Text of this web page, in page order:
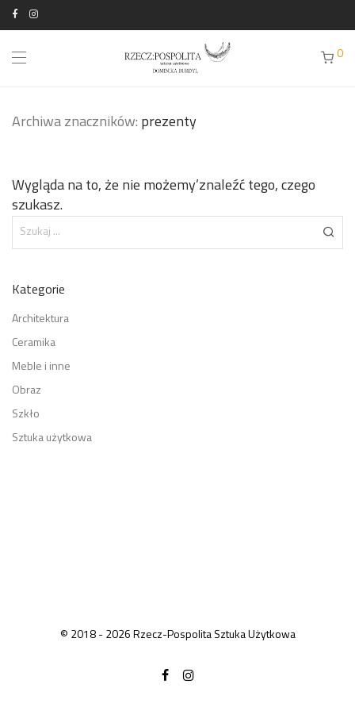
0
Archiwa znaczników: prezenty
Wygląda na to, że nie możemy’znaleźć tego, czego
szukasz.
Kategorie
Architektura
Ceramika
Meble i inne
Obraz
Szkło
Sztuka użytkowa
© 2018 - 2026 Rzecz-Pospolita Sztuka Użytkowa